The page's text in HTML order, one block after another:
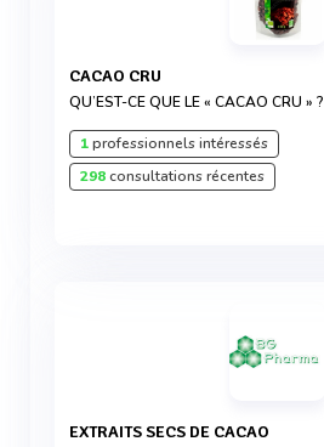
CACAO CRU
QU’EST-CE QUE LE « CACAO CRU » ?
1professionnels intéressés
298consultations récentes
EXTRAITS SECS DE CACAO